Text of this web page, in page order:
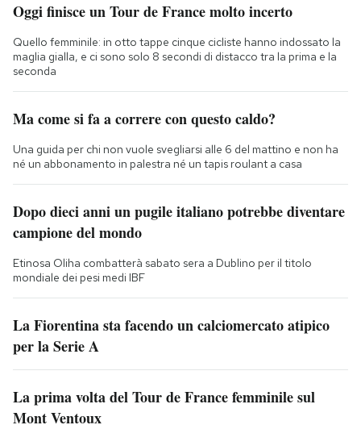
Oggi finisce un Tour de France molto incerto
Quello femminile: in otto tappe cinque cicliste hanno indossato la
maglia gialla, e ci sono solo 8 secondi di distacco tra la prima e la
seconda
Ma come si fa a correre con questo caldo?
Una guida per chi non vuole svegliarsi alle 6 del mattino e non ha
né un abbonamento in palestra né un tapis roulant a casa
Dopo dieci anni un pugile italiano potrebbe diventare
campione del mondo
Etinosa Oliha combatterà sabato sera a Dublino per il titolo
mondiale dei pesi medi IBF
La Fiorentina sta facendo un calciomercato atipico
per la Serie A
La prima volta del Tour de France femminile sul
Mont Ventoux